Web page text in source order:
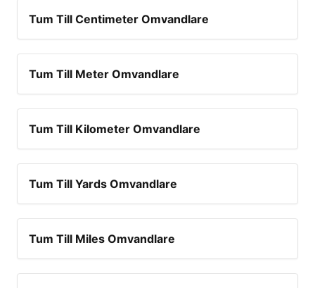
Tum Till Centimeter Omvandlare
Tum Till Meter Omvandlare
Tum Till Kilometer Omvandlare
Tum Till Yards Omvandlare
Tum Till Miles Omvandlare